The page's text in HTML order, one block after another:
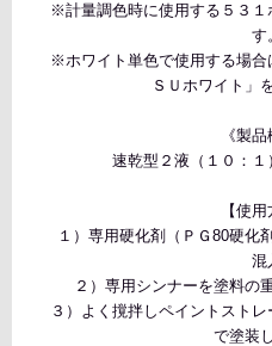
※計量調色時に使用する５３
す
※ホワイト単色で使用する場
ＳＵホワイト」
《製品
速乾型２液（１０：
【使用
１）専用硬化剤（ＰＧ80硬化
混
２）専用シンナーを塗料の
３）よく撹拌しペイントスト
で塗装